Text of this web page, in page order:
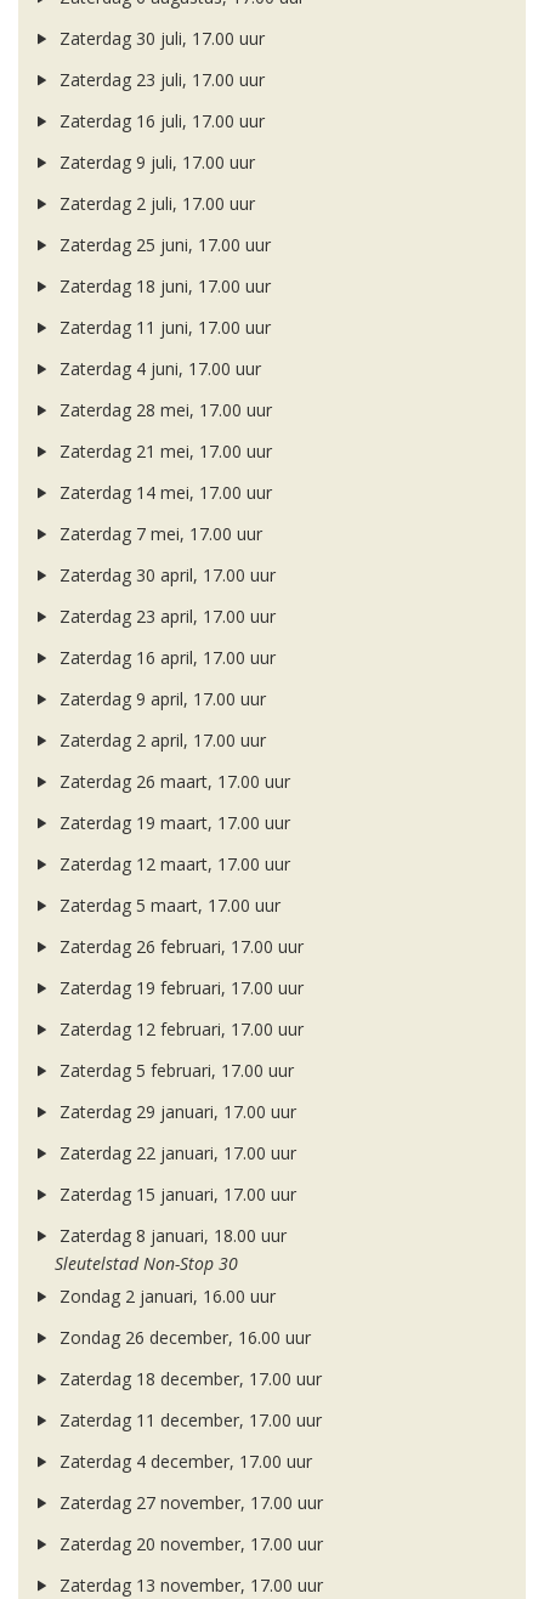
Zaterdag 30 juli, 17.00 uur
Zaterdag 23 juli, 17.00 uur
Zaterdag 16 juli, 17.00 uur
Zaterdag 9 juli, 17.00 uur
Zaterdag 2 juli, 17.00 uur
Zaterdag 25 juni, 17.00 uur
Zaterdag 18 juni, 17.00 uur
Zaterdag 11 juni, 17.00 uur
Zaterdag 4 juni, 17.00 uur
Zaterdag 28 mei, 17.00 uur
Zaterdag 21 mei, 17.00 uur
Zaterdag 14 mei, 17.00 uur
Zaterdag 7 mei, 17.00 uur
Zaterdag 30 april, 17.00 uur
Zaterdag 23 april, 17.00 uur
Zaterdag 16 april, 17.00 uur
Zaterdag 9 april, 17.00 uur
Zaterdag 2 april, 17.00 uur
Zaterdag 26 maart, 17.00 uur
Zaterdag 19 maart, 17.00 uur
Zaterdag 12 maart, 17.00 uur
Zaterdag 5 maart, 17.00 uur
Zaterdag 26 februari, 17.00 uur
Zaterdag 19 februari, 17.00 uur
Zaterdag 12 februari, 17.00 uur
Zaterdag 5 februari, 17.00 uur
Zaterdag 29 januari, 17.00 uur
Zaterdag 22 januari, 17.00 uur
Zaterdag 15 januari, 17.00 uur
Zaterdag 8 januari, 18.00 uur
Sleutelstad Non-Stop 30
Zondag 2 januari, 16.00 uur
Zondag 26 december, 16.00 uur
Zaterdag 18 december, 17.00 uur
Zaterdag 11 december, 17.00 uur
Zaterdag 4 december, 17.00 uur
Zaterdag 27 november, 17.00 uur
Zaterdag 20 november, 17.00 uur
Zaterdag 13 november, 17.00 uur